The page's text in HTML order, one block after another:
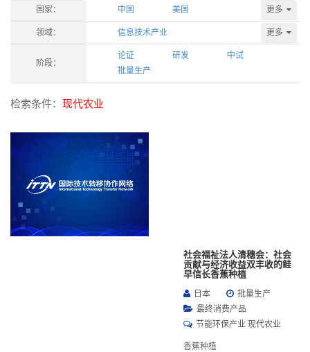
国家： 中国 美国 更多
领域： 信息技术产业 更多
阶段：
论证 研发
中试
批量生产
检索条件： 现代农业
社会福祉法人清穗会：社会
贡献与经济收益双丰收的鲑
早信长香蕉种植
日本
批量生产
最终消费产品
节能环保产业 现代农业
香蕉种植